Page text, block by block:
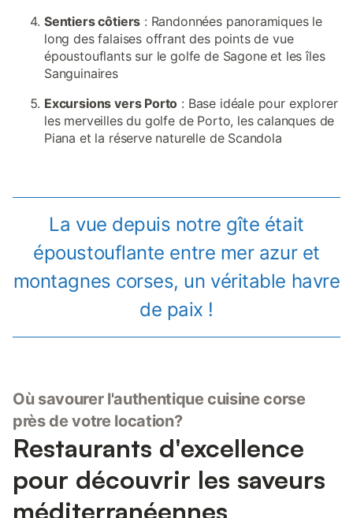
Sentiers côtiers : Randonnées panoramiques le
long des falaises offrant des points de vue
époustouflants sur le golfe de Sagone et les îles
Sanguinaires
Excursions vers Porto : Base idéale pour explorer
les merveilles du golfe de Porto, les calanques de
Piana et la réserve naturelle de Scandola
La vue depuis notre gîte était
époustouflante entre mer azur et
montagnes corses, un véritable havre
de paix !
Où savourer l'authentique cuisine corse
près de votre location?
Restaurants d'excellence
pour découvrir les saveurs
méditerranéennes